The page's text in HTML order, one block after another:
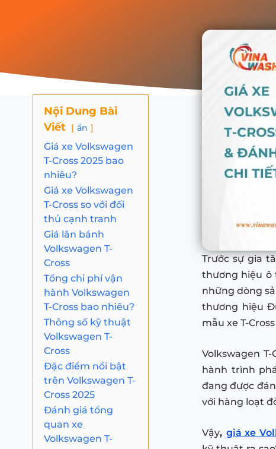
Nội Dung Bài
Viết
ẩn
Giá xe Volkswagen
T-Cross 2025 bao
nhiêu?
Giá xe Volkswagen
T-Cross so với đối
thủ cạnh tranh
Giá lăn bánh
Volkswagen T-
Cross
Tổng chi phí vận
hành Volkswagen
T-Cross bao nhiêu?
Thông số kỹ thuật
Volkswagen T-
Cross
Đặc điểm nổi bật
trên Volkswagen T-
Cross 2025
Đánh giá tổng
quan xe
Volkswagen T-
Trước sự gia
thương hiệu ô
những dòng
thương hiệu
mẫu xe T-
Volkswagen
hành trình
đang được
với hàng loạt
Vậy, giá xe